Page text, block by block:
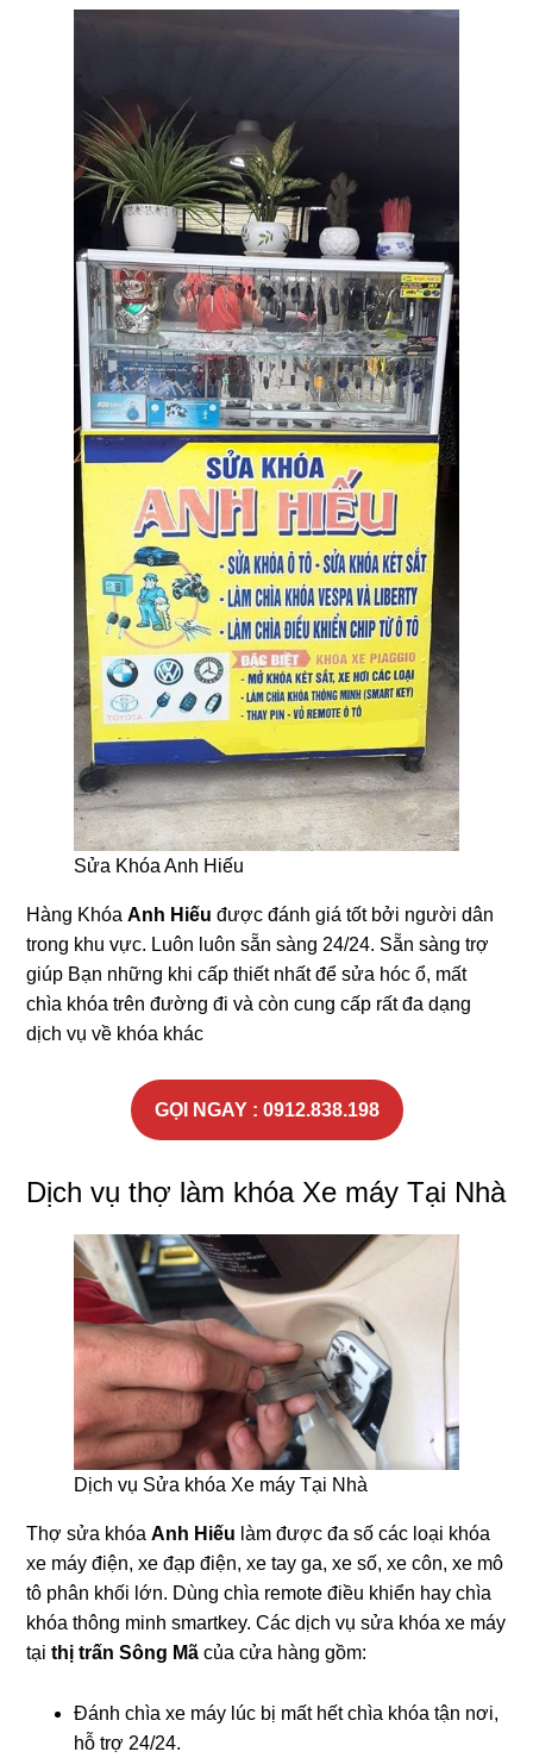
Sửa Khóa Anh Hiếu
Hàng KhóaAnh Hiếu được đánh giá tốt bởi người dân
trong khu vực. Luôn luôn sẵn sàng 24/24. Sẵn sàng trợ
giúp Bạn những khi cấp thiết nhất để sửa hóc ổ, mất
chìa khóa trên đường đi và còn cung cấp rất đa dạng
dịch vụ về khóa khác
GỌI NGAY : 0912.838.198
Dịch vụ thợ làm khóa Xe máy Tại Nhà
Dịch vụ Sửa khóa Xe máy Tại Nhà
Thợ sửa khóaAnh Hiếu làm được đa số các loại khóa
xe máy điện, xe đạp điện, xe tay ga, xe số, xe côn, xe mô
tô phân khối lớn. Dùng chìa remote điều khiển hay chìa
khóa thông minh smartkey. Các dịch vụ sửa khóa xe máy
tạithị trấn Sông Mãcủa cửa hàng gồm:
Đánh chìa xe máy lúc bị mất hết chìa khóa tận nơi,
hỗ trợ 24/24.